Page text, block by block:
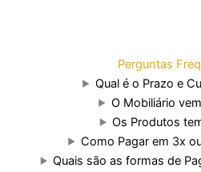
Perguntas
Qual é o Prazo e
O Mobiliário
Os Produtos
Como Pagar em 3x
Quais são as formas de